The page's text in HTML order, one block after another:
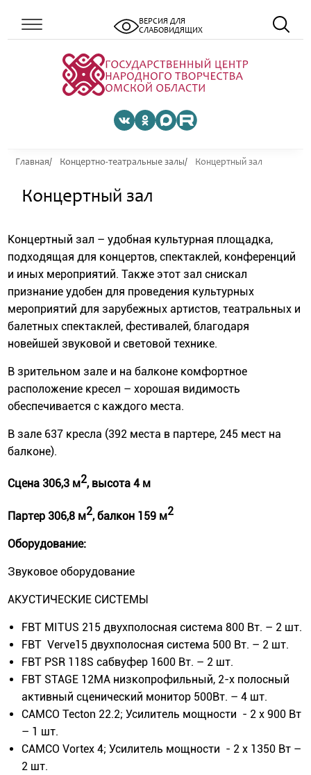
ВЕРСИЯ ДЛЯ
СЛАБОВИДЯЩИХ
Главная Концертно-театральные залы Концертный зал
Концертный зал
Концертный зал – удобная культурная площадка,
подходящая для концертов, спектаклей, конференций
и иных мероприятий. Также этот зал снискал
признание удобен для проведения культурных
мероприятий для зарубежных артистов, театральных и
балетных спектаклей, фестивалей, благодаря
новейшей звуковой и световой технике.
В зрительном зале и на балконе комфортное
расположение кресел – хорошая видимость
обеспечивается с каждого места.
В зале 637 кресла (392 места в партере, 245 мест на
балконе).
Сцена 306,3 м2, высота 4 м
Партер 306,8 м2, балкон 159 м2
Оборудование:
Звуковое оборудование
АКУСТИЧЕСКИЕ СИСТЕМЫ
FBT MITUS 215 двухполосная система 800 Вт. – 2 шт.
FBT Verve15 двухполосная система 500 Вт. – 2 шт.
FBT PSR 118S сабвуфер 1600 Вт. – 2 шт.
FBT STAGE 12MA низкопрофильный, 2-х полосный
активный сценический монитор 500Вт. – 4 шт.
CAMCO Tecton 22.2; Усилитель мощности - 2 х 900 Вт
– 1 шт.
CAMCO Vortex 4; Усилитель мощности - 2 х 1350 Вт –
2 шт.